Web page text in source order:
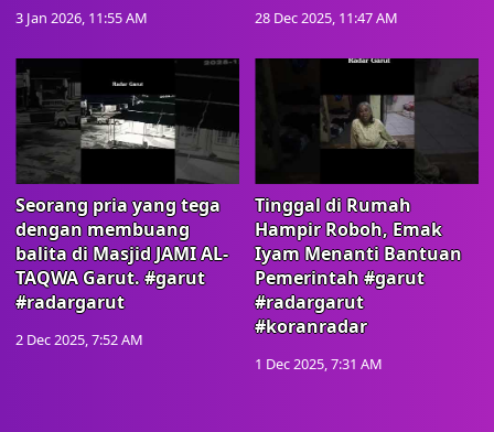
3 Jan 2026, 11:55 AM 28 Dec 2025, 11:47 AM
Seorang pria yang tega
dengan membuang
balita di Masjid JAMI AL-
TAQWA Garut. #garut
#radargarut
2 Dec 2025, 7:52 AM
Tinggal di Rumah
Hampir Roboh, Emak
Iyam Menanti Bantuan
Pemerintah #garut
#radargarut
#koranradar
1 Dec 2025, 7:31 AM